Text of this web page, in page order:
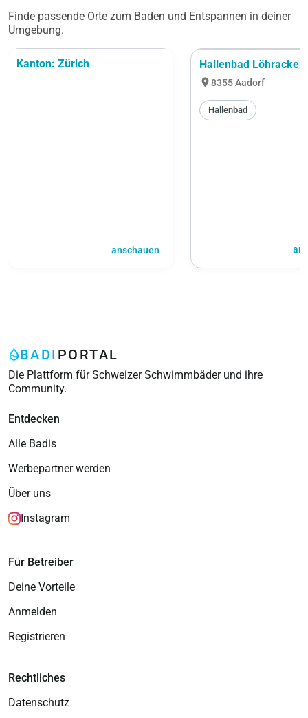
Finde passende Orte zum Baden und Entspannen in deiner
Umgebung.
Kanton: Zürich
anschauen
Hallenbad Löhracker
location_on8355 Aadorf
Hallenbad
BADI PORTAL
Die Plattform für Schweizer Schwimmbäder und ihre
Community.
Entdecken
Alle Badis
Werbepartner werden
Über uns
Instagram
Für Betreiber
Deine Vorteile
Anmelden
Registrieren
Rechtliches
Datenschutz